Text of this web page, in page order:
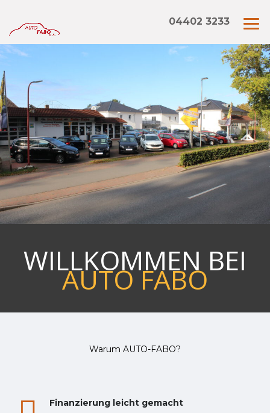
04402 3233
WILLKOMMEN BEI
AUTO FABO
Warum AUTO-FABO?
Finanzierung leicht gemacht